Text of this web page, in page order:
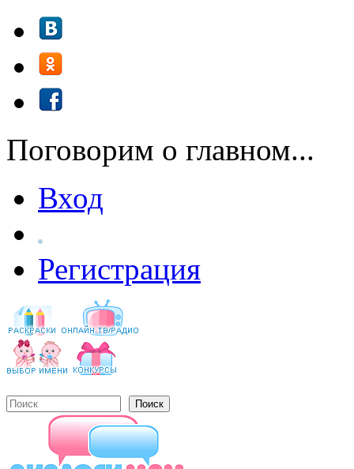
Перейти к основному содержанию
Поговорим о главном...
Вход
Регистрация
Форма поиска